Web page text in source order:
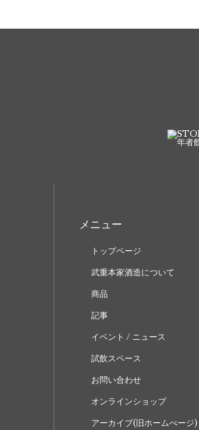
メニュー
トップページ
武重本家酒造について
商品
記事
イベント / ニュース
試飲スペース
お問い合わせ
オンラインショップ
アーカイブ(旧ホームぺージ)